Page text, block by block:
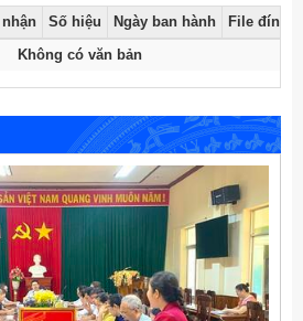
Số hiệu Ngày ban hành
File đính
Không có văn bản